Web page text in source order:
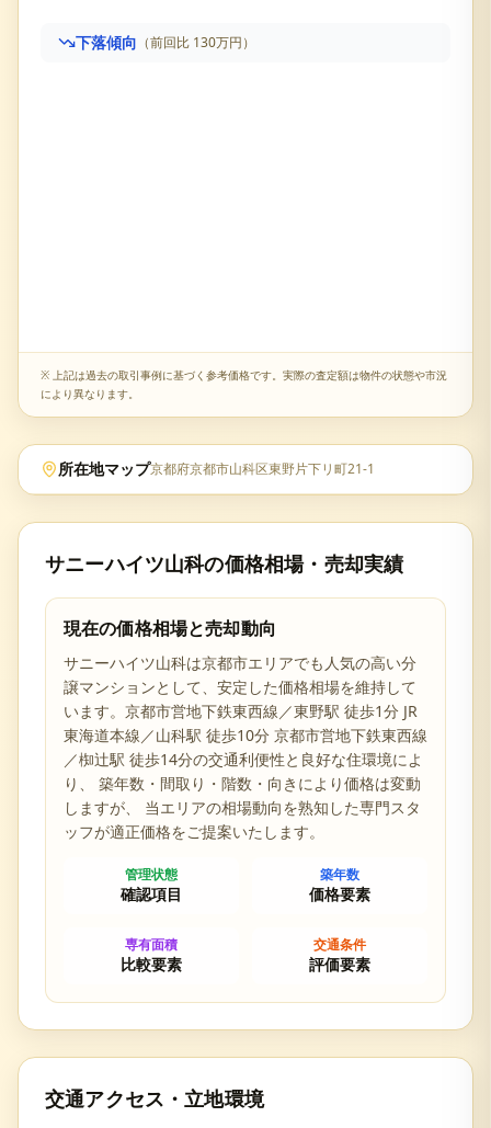
下落傾向 （前回比 130万円）
※ 上記は過去の取引事例に基づく参考価格です。実際の査定額は物件の状態や市況
により異なります。
所在地マップ京都府京都市山科区東野片下リ町21-1
サニーハイツ山科の価格相場・売却実績
現在の価格相場と売却動向
サニーハイツ山科は京都市エリアでも人気の高い分
譲マンションとして、安定した価格相場を維持して
います。 京都市営地下鉄東西線／東野駅 徒歩1分 JR
東海道本線／山科駅 徒歩10分 京都市営地下鉄東西線
／椥辻駅 徒歩14分の交通利便性と 良好な住環境によ
り、 築年数・間取り・階数・向きにより価格は変動
しますが、 当エリアの相場動向を熟知した専門スタ
ッフが適正価格をご提案いたします。
管理状態
確認項目
築年数
価格要素
専有面積
比較要素
交通条件
評価要素
交通アクセス・立地環境